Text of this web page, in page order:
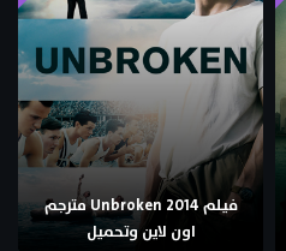
فيلم Unbroken 2014 مترجم
اون لاين وتحميل